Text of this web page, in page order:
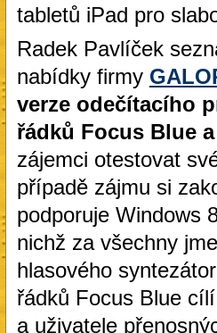
tabletů iPad pro
Radek Pavlíček
nabídky firmy
verze odečítacího
řádků Focus Blue
zájemci otestovat
případě zájmu si
podporuje Windows
nichž za všechny
hlasového
řádků Focus Blue
a uživatele